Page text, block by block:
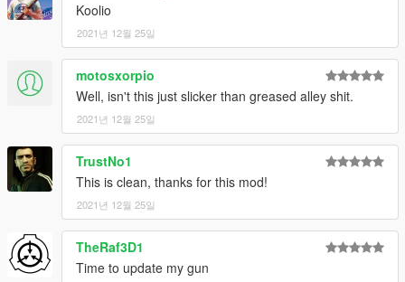
Koolio
2021년 12월 25일
motosxorpio
Well, isn't this just slicker than greased alley shit.
2021년 12월 25일
TrustNo1
This is clean, thanks for this mod!
2021년 12월 25일
TheRaf3D1
Time to update my gun